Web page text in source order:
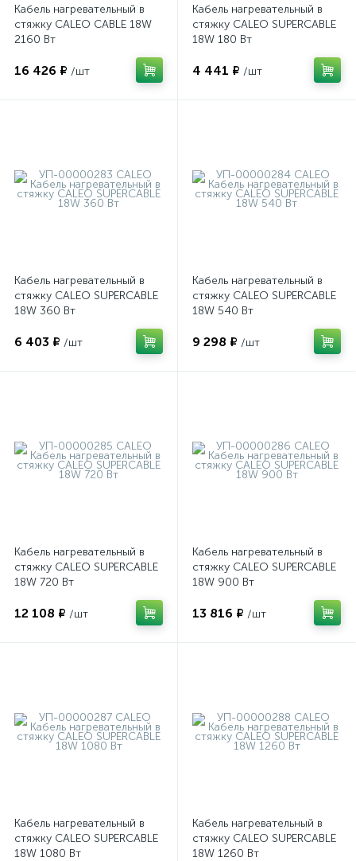
Кабель нагревательный в
стяжку CALEO CABLE 18W
2160 Вт
16 426 ₽ /шт
Кабель нагревательный в
стяжку CALEO SUPERCABLE
18W 180 Вт
4 441 ₽ /шт
Кабель нагревательный в
стяжку CALEO SUPERCABLE
18W 360 Вт
6 403 ₽ /шт
Кабель нагревательный в
стяжку CALEO SUPERCABLE
18W 540 Вт
9 298 ₽ /шт
Кабель нагревательный в
стяжку CALEO SUPERCABLE
18W 720 Вт
12 108 ₽ /шт
Кабель нагревательный в
стяжку CALEO SUPERCABLE
18W 900 Вт
13 816 ₽ /шт
Кабель нагревательный в
стяжку CALEO SUPERCABLE
18W 1080 Вт
Кабель нагревательный в
стяжку CALEO SUPERCABLE
18W 1260 Вт